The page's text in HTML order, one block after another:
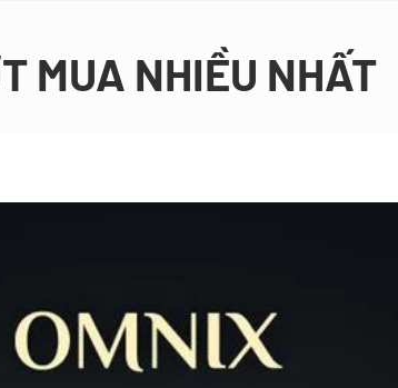
MUA NHIỀU NHẤT